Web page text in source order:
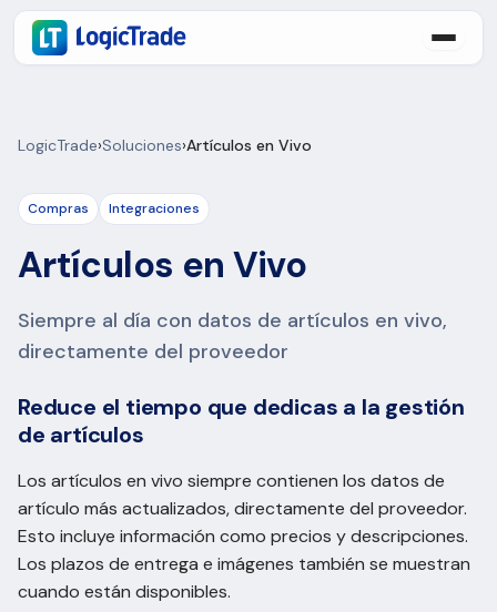
LogicTrade›Soluciones›Artículos en Vivo
Compras Integraciones
Artículos en Vivo
Siempre al día con datos de artículos en vivo,
directamente del proveedor
Reduce el tiempo que dedicas a la gestión
de artículos
Los artículos en vivo siempre contienen los datos de
artículo más actualizados, directamente del proveedor.
Esto incluye información como precios y descripciones.
Los plazos de entrega e imágenes también se muestran
cuando están disponibles.